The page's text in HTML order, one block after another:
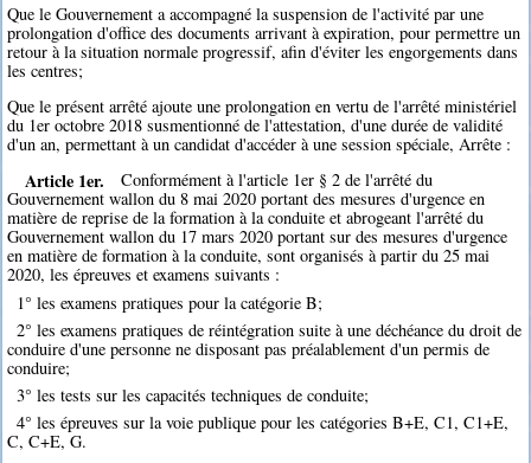
Que le Gouvernement a accompagné la suspension de l'activité par une
prolongation d'office des documents arrivant à expiration, pour permettre un
retour à la situation normale progressif, afin d'éviter les engorgements dans
les centres;
Que le présent arrêté ajoute une prolongation en vertu de l'arrêté ministériel
du 1er octobre 2018 susmentionné de l'attestation, d'une durée de validité
d'un an, permettant à un candidat d'accéder à une session spéciale, Arrête :
Article 1er.
Conformément à l'article 1er § 2 de l'arrêté du
Gouvernement wallon du 8 mai 2020 portant des mesures d'urgence en
matière de reprise de la formation à la conduite et abrogeant l'arrêté du
Gouvernement wallon du 17 mars 2020 portant sur des mesures d'urgence
en matière de formation à la conduite, sont organisés à partir du 25 mai
2020, les épreuves et examens suivants :
1° les examens pratiques pour la catégorie B;
2° les examens pratiques de réintégration suite à une déchéance du droit de
conduire d'une personne ne disposant pas préalablement d'un permis de
conduire;
3° les tests sur les capacités techniques de conduite;
4° les épreuves sur la voie publique pour les catégories B+E, C1, C1+E,
C, C+E, G.